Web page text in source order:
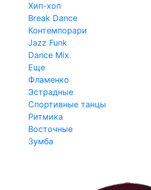
Хип-хоп
Break Dance
Контемпорари
Jazz Funk
Dance Mix
Еще
Фламенко
Эстрадные
Спортивные танцы
Ритмика
Восточные
Зумба